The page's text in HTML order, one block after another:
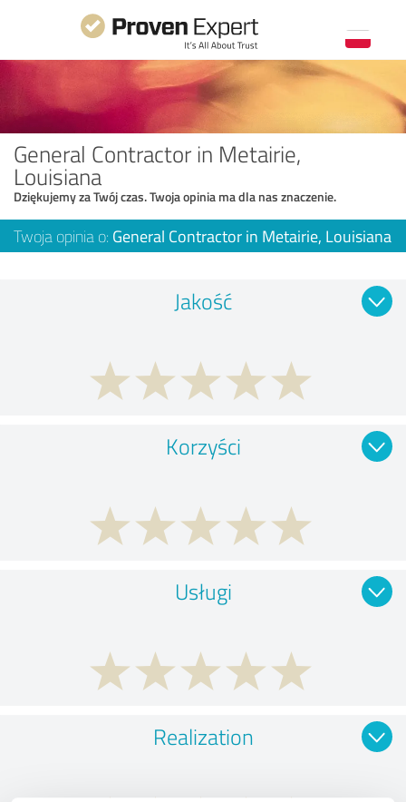
General Contractor in Metairie,
Louisiana
Dziękujemy za Twój czas. Twoja opinia ma dla nas znaczenie.
Twoja opinia o: General Contractor in Metairie, Louisiana
Jakość
Korzyści
Usługi
Realization